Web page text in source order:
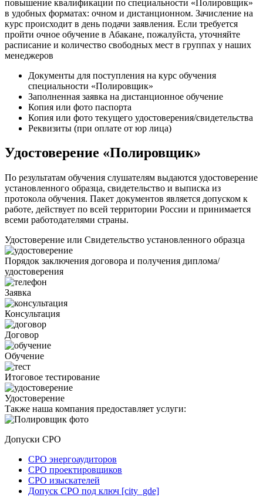
повышение квалификации по специальности «Полировщик»
в удобных форматах: очном и дистанционном. Зачисление на
курс происходит в день подачи заявления. Если требуется
пройти очное обучение в Абакане, пожалуйста, уточняйте
расписание и количество свободных мест в группах у наших
менеджеров
Документы для поступления на курс обучения
специальности «Полировщик»
Заполненная заявка на дистанционное обучение
Копия или фото паспорта
Копия или фото текущего удостоверения/свидетельства
Реквизиты (при оплате от юр лица)
Удостоверение «Полировщик»
По результатам обучения слушателям выдаются удостоверение
установленного образца, свидетельство и выписка из
протокола обучения. Пакет документов является допуском к
работе, действует по всей территории России и принимается
всеми работодателями страны.
Удостоверение или Свидетельство установленного образца
Порядок заключения договора и получения диплома/
удостоверения
Заявка
Консультация
Договор
Обучение
Итоговое тестирование
Удостоверение
Также наша компания предоставляет услуги:
Допуски СРО
СРО энергоаудиторов
СРО проектировщиков
СРО изыскателей
Допуск СРО под ключ [city_gde]